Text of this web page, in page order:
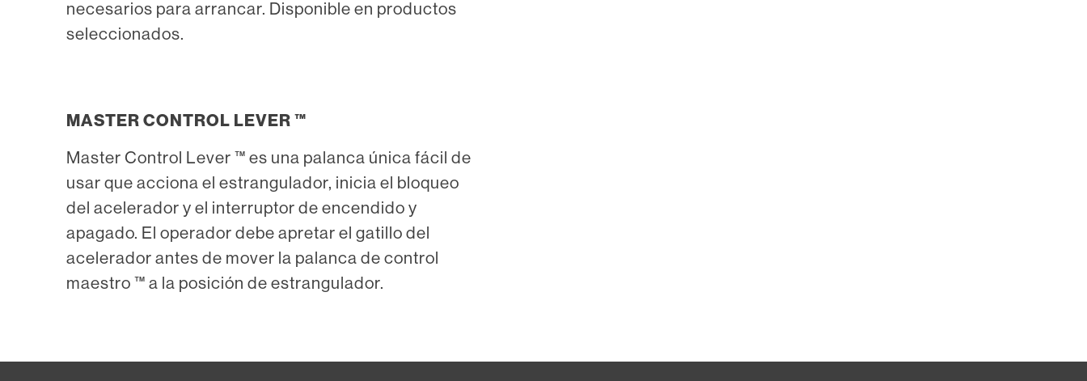
necesarios para arrancar. Disponible en productos
seleccionados.
MASTER CONTROL LEVER ™
Master Control Lever ™ es una palanca única fácil de
usar que acciona el estrangulador, inicia el bloqueo
del acelerador y el interruptor de encendido y
apagado. El operador debe apretar el gatillo del
acelerador antes de mover la palanca de control
maestro ™ a la posición de estrangulador.